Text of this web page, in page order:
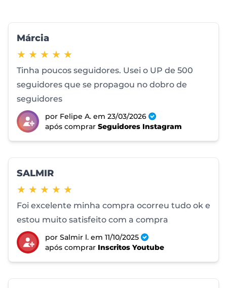
Márcia
★ ★ ★ ★ ★
5 de 5 estrelas
Tinha poucos seguidores. Usei o UP de 500
seguidores que se propagou no dobro de
seguidores
por Felipe A. em 23/03/2026
após comprar Seguidores Instagram
SALMIR
★ ★ ★ ★ ★
5 de 5 estrelas
Foi excelente minha compra ocorreu tudo ok e
estou muito satisfeito com a compra
por Salmir l. em 11/10/2025
após comprar Inscritos Youtube